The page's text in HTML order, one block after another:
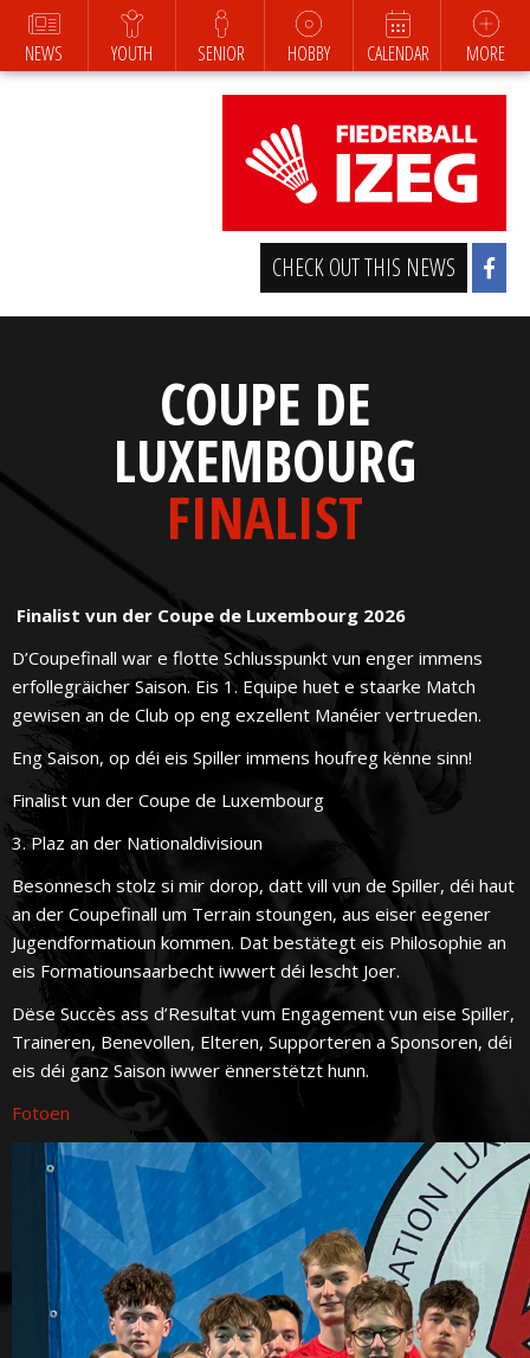
NEWS YOUTH SENIOR HOBBY CALENDAR MORE
CHECK OUT THIS NEWS
COUPE DE
LUXEMBOURG
FINALIST
Finalist vun der Coupe de Luxembourg 2026
D’Coupefinall war e flotte Schlusspunkt vun enger immens
erfollegräicher Saison. Eis 1. Equipe huet e staarke Match
gewisen an de Club op eng exzellent Manéier vertrueden.
Eng Saison, op déi eis Spiller immens houfreg kënne sinn!
Finalist vun der Coupe de Luxembourg
3. Plaz an der Nationaldivisioun
Besonnesch stolz si mir dorop, datt vill vun de Spiller, déi haut
an der Coupefinall um Terrain stoungen, aus eiser eegener
Jugendformatioun kommen. Dat bestätegt eis Philosophie an
eis Formatiounsaarbecht iwwert déi lescht Joer.
Dëse Succès ass d’Resultat vum Engagement vun eise Spiller,
Traineren, Benevollen, Elteren, Supporteren a Sponsoren, déi
eis déi ganz Saison iwwer ënnerstëtzt hunn.
Fotoen